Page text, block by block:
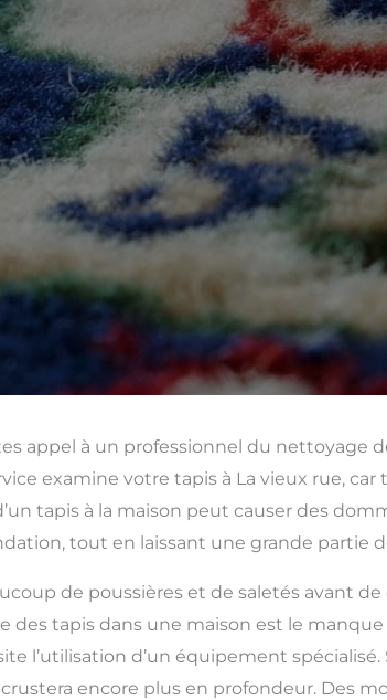
appel à un professionnel du nettoyage
examine votre tapis à La vieux rue,
tapis à la maison peut causer des
tout en laissant une grande partie
de poussières et de saletés avant
tapis dans une maison est le manque
l’utilisation d’un équipement
encore plus en profondeur. Des